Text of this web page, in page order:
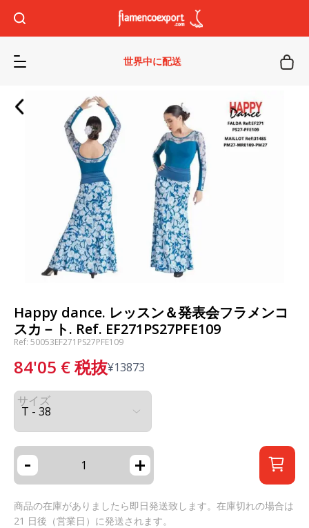
世界中に配送
Happy dance. レッスン＆発表会フラメンコ
スカ－ト. Ref. EF271PS27PFE109
Ref: 50053EF271PS27PFE109
84'05 €税抜¥13873
サイズ
- +
商品の在庫がありましたら即日発送致します。在庫切れの場合は
21 日後（営業日）に発送されます。